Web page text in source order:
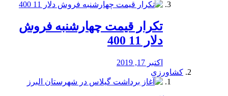
تکرار قیمت چهارشنبه فروش
دلار 11 400
اکتبر 17, 2019
کشاورزی